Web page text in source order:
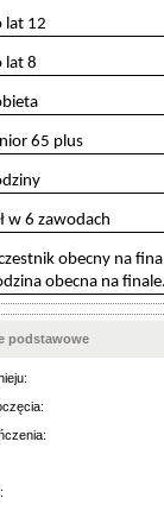
lat 12
lat 8
65 plus
w 6 zawodach
obecny na
obecna na
podstawowe